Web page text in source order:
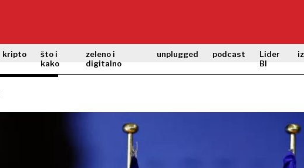
kripto
što i
kako
zeleno i
digitalno
unplugged podcast
Lider
BI